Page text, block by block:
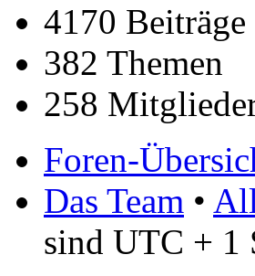
4170 Beiträge
382 Themen
258
Foren-
Das Team •
sind UTC + 1